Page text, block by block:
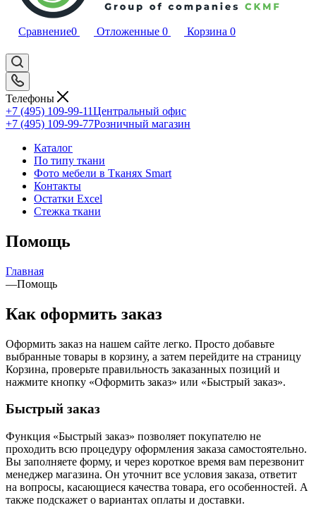
Сравнение0 Отложенные 0 Корзина 0
Телефоны
+7 (495) 109-99-11Центральный офис
+7 (495) 109-99-77Розничный магазин
Каталог
По типу ткани
Фото мебели в Тканях Smart
Контакты
Остатки Excel
Стежка ткани
Помощь
Главная
—Помощь
Как оформить заказ
Оформить заказ на нашем сайте легко. Просто добавьте
выбранные товары в корзину, а затем перейдите на страницу
Корзина, проверьте правильность заказанных позиций и
нажмите кнопку «Оформить заказ» или «Быстрый заказ».
Быстрый заказ
Функция «Быстрый заказ» позволяет покупателю не
проходить всю процедуру оформления заказа самостоятельно.
Вы заполняете форму, и через короткое время вам перезвонит
менеджер магазина. Он уточнит все условия заказа, ответит
на вопросы, касающиеся качества товара, его особенностей. А
также подскажет о вариантах оплаты и доставки.